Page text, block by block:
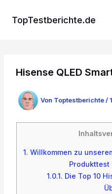
InhaltTopTestberichte.de
Hisense QLED
Von Toptestberichte /
1. Willkommen zu
Produkttest
1.0.1. Die Top 10